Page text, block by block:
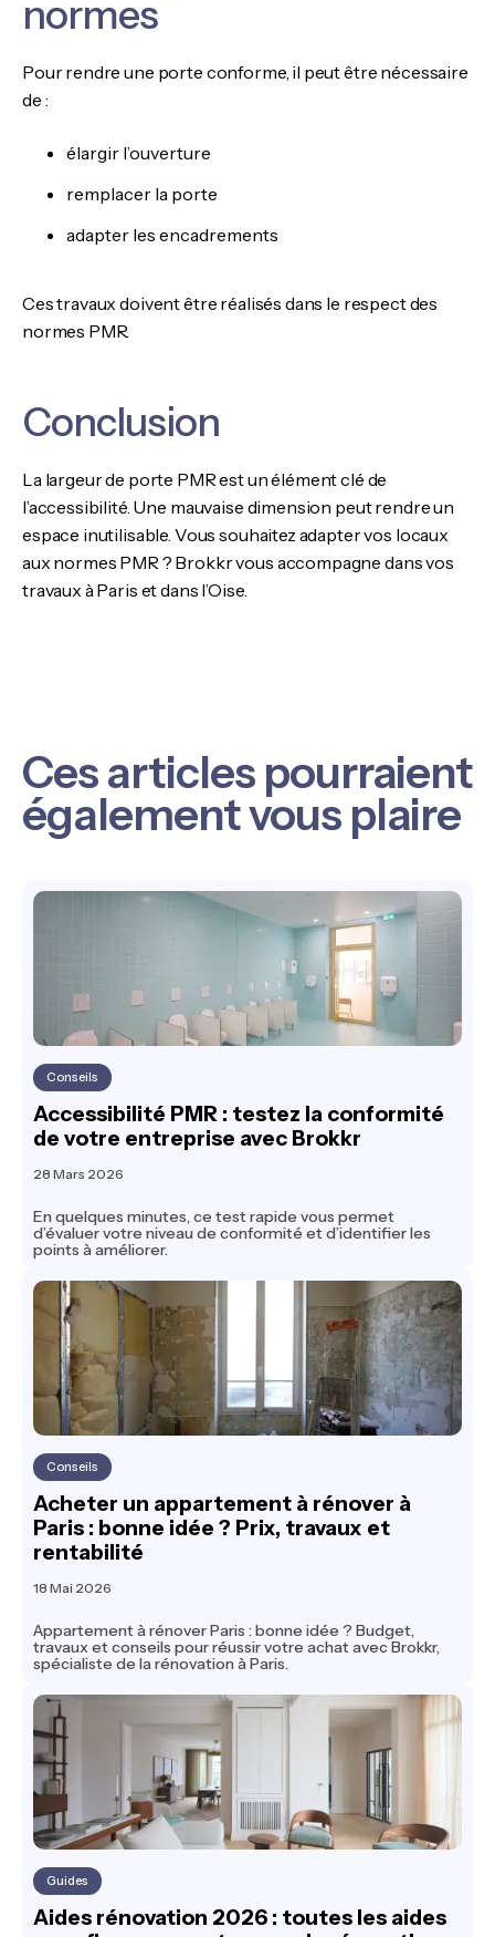
normes
Pour rendre une porte conforme, il peut être nécessaire
de :
élargir l’ouverture
remplacer la porte
adapter les encadrements
Ces travaux doivent être réalisés dans le respect des
normes PMR.
Conclusion
La largeur de porte PMR est un élément clé de
l’accessibilité. Une mauvaise dimension peut rendre un
espace inutilisable. Vous souhaitez adapter vos locaux
aux normes PMR ? Brokkr vous accompagne dans vos
travaux à Paris et dans l’Oise.
Ces articles pourraient
également vous plaire
Conseils
Accessibilité PMR : testez la conformité
de votre entreprise avec Brokkr
28 Mars 2026
En quelques minutes, ce test rapide vous permet
d’évaluer votre niveau de conformité et d’identifier les
points à améliorer.
Conseils
Acheter un appartement à rénover à
Paris : bonne idée ? Prix, travaux et
rentabilité
18 Mai 2026
Appartement à rénover Paris : bonne idée ? Budget,
travaux et conseils pour réussir votre achat avec Brokkr,
spécialiste de la rénovation à Paris.
Guides
Aides rénovation 2026 : toutes les aides